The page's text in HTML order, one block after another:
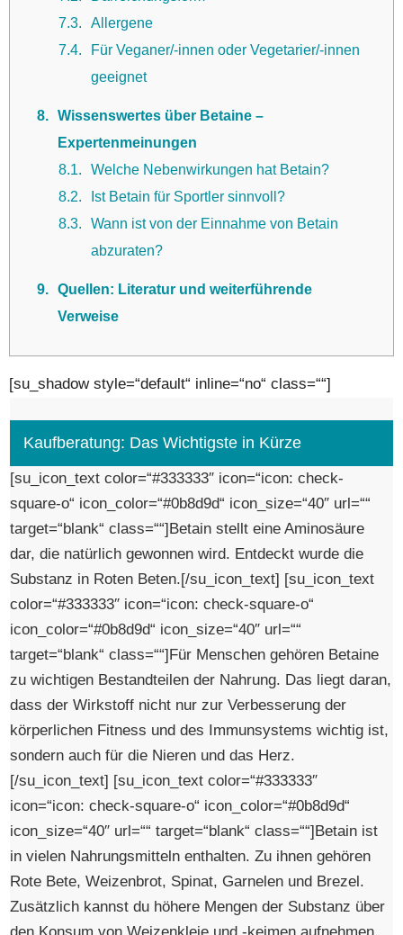
7.3
Allergene
7.4
Für Veganer/-innen oder Vegetarier/-innen
geeignet
8
Wissenswertes über Betaine –
Expertenmeinungen
8.1
Welche Nebenwirkungen hat Betain?
8.2
Ist Betain für Sportler sinnvoll?
8.3
Wann ist von der Einnahme von Betain
abzuraten?
9
Quellen: Literatur und weiterführende
Verweise
[su_shadow style=“default“ inline=“no“ class=““]
Kaufberatung: Das Wichtigste in Kürze
[su_icon_text color=“#333333″ icon=“icon: check-
square-o“ icon_color=“#0b8d9d“ icon_size=“40″ url=““
target=“blank“ class=““]Betain stellt eine Aminosäure
dar, die natürlich gewonnen wird. Entdeckt wurde die
Substanz in Roten Beten.[/su_icon_text] [su_icon_text
color=“#333333″ icon=“icon: check-square-o“
icon_color=“#0b8d9d“ icon_size=“40″ url=““
target=“blank“ class=““]Für Menschen gehören Betaine
zu wichtigen Bestandteilen der Nahrung. Das liegt daran,
dass der Wirkstoff nicht nur zur Verbesserung der
körperlichen Fitness und des Immunsystems wichtig ist,
sondern auch für die Nieren und das Herz.
[/su_icon_text] [su_icon_text color=“#333333″
icon=“icon: check-square-o“ icon_color=“#0b8d9d“
icon_size=“40″ url=““ target=“blank“ class=““]Betain ist
in vielen Nahrungsmitteln enthalten. Zu ihnen gehören
Rote Bete, Weizenbrot, Spinat, Garnelen und Brezel.
Zusätzlich kannst du höhere Mengen der Substanz über